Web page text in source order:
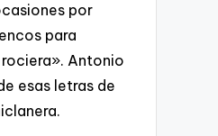
por
para
Antonio
esas letras de